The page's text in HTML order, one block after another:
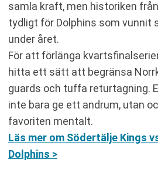
samla kraft, men historiken
tydligt för Dolphins som vunnit
under året.
För att förlänga
hitta ett sätt att begränsa
guards och tuffa returtagning.
inte bara ge ett andrum, utan
favoriten mentalt.
Läs mer om Södertälje Kings
Dolphins >